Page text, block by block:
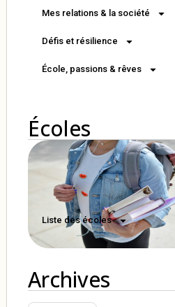
Mes relations & la société
Défis et résilience
École, passions & rêves
Écoles
Liste des écoles
Archives